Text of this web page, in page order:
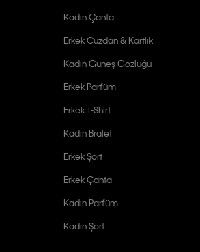
Kadın Çanta
Erkek Cüzdan & Kartlık
Kadın Güneş Gözlüğü
Erkek Parfüm
Erkek T-Shirt
Kadın Bralet
Erkek Şort
Erkek Çanta
Kadın Parfüm
Kadın Şort